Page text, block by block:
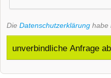
Die Datenschutzerklärung habe
unverbindliche Anfrage